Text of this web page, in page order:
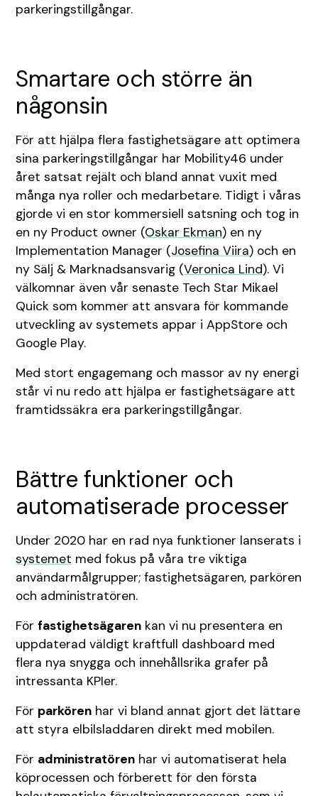
parkeringstillgångar.
Smartare och större än
någonsin
För att hjälpa flera fastighetsägare att optimera
sina parkeringstillgångar har Mobility46 under
året satsat rejält och bland annat vuxit med
många nya roller och medarbetare. Tidigt i våras
gjorde vi en stor kommersiell satsning och tog in
en ny Product owner (Oskar Ekman) en ny
Implementation Manager (Josefina Viira) och en
ny Sälj & Marknadsansvarig (Veronica Lind). Vi
välkomnar även vår senaste Tech Star️ Mikael
Quick som kommer att ansvara för kommande
utveckling av systemets appar i AppStore och
Google Play.
Med stort engagemang och massor av ny energi
står vi nu redo att hjälpa er fastighetsägare att
framtidssäkra era parkeringstillgångar.
Bättre funktioner och
automatiserade processer
Under 2020 har en rad nya funktioner lanserats i
systemet med fokus på våra tre viktiga
användarmålgrupper; fastighetsägaren, parkören
och administratören.
Förfastighetsägaren kan vi nu presentera en
uppdaterad väldigt kraftfull dashboard med
flera nya snygga och innehållsrika grafer på
intressanta KPIer.
För parkören har vi bland annat gjort det lättare
att styra elbilsladdaren direkt med mobilen.
För administratören har vi automatiserat hela
köprocessen och förberett för den första